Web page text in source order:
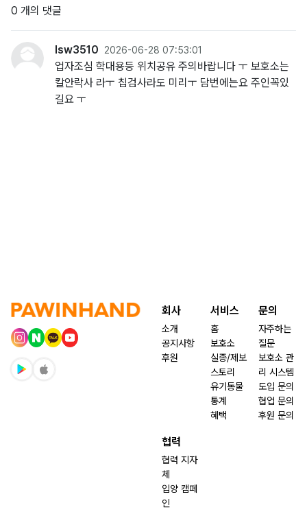
0 개의 댓글
lsw3510 2026-06-28 07:53:01
업자조심 학대용등 위치공유 주의바랍니다 ㅜ 보호소는
칼안락사 라ㅜ 칩검사라도 미리ㅜ 담번에는요 주인꼭있
길요 ㅜ
회사
소개
공지사항
후원
서비스
홈
보호소
실종/제보
스토리
유기동물
통계
혜택
문의
자주하는
질문
보호소 관
리 시스템
도입 문의
협업 문의
후원 문의
협력
협력 지자
체
입양 캠페
인